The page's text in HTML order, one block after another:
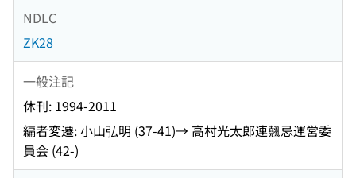
NDLC
ZK28
一般注記
休刊: 1994-2011
編者変遷: 小山弘明 (37-41)→ 高村光太郎連翹忌運営委
員会 (42-)